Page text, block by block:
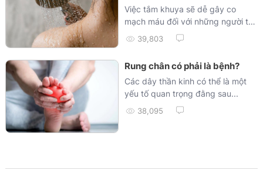
Việc tắm khuya sẽ dễ gây co
mạch máu đối với những người trẻ
tuổi, nhất là khi...
39,803
Rung chân có phải là bệnh?
Các dây thần kinh có thể là một
yếu tố quan trọng đằng sau...
38,095